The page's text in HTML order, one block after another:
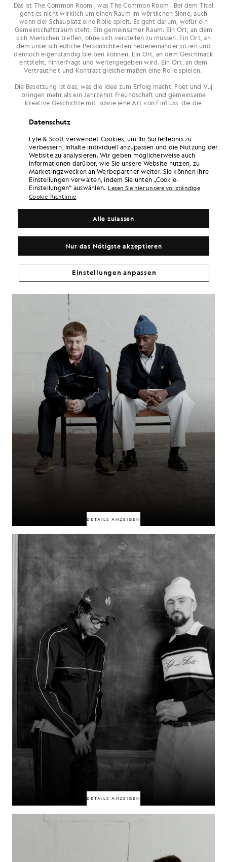
Das ist The Common Room , was The Common Room . Bei dem Titel
geht es nicht wirklich um einen Raum im wörtlichen Sinne, auch
wenn der Schauplatz eine Rolle spielt. Es geht darum, wofür ein
Gemeinschaftsraum steht. Ein gemeinsamer Raum. Ein Ort, an dem
sich Menschen treffen, ohne sich verstellen zu müssen. Ein Ort, an
dem unterschiedliche Persönlichkeiten nebeneinander sitzen und
dennoch eigenständig bleiben können. Ein Ort, an dem Geschmack
entsteht, hinterfragt und weitergegeben wird. Ein Ort, an dem
Vertrautheit und Kontrast gleichermaßen eine Rolle spielen.
Die Besetzung ist das, was die Idee zum Erfolg macht. Poet und Vuj
bringen mehr als ein Jahrzehnt Freundschaft und gemeinsame
kreative Geschichte mit, sowie jene Art von Einfluss, die die
The Witch und Yinka Says sprechen etwas Aktuelleres an, das aber
ebenso wiedererkennbar ist: eine im realen Leben verwurzelte
Freundschaft, die sich mühelos auch im digitalen Raum bewegt. An
anderer Stelle gibt es Brüder, deren Band durch die Unterstützung
unterschiedlicher Teams gestärkt wird, Rivalitäten, die für
Spannung sorgen, ohne die Verbindung zu stören, und
Beziehungen, die zunächst etwas holprig begannen, bevor sie sich
zu etwas Festerem entwickelten. Andere Paare sind jüngeren
Datums, entstanden durch gemeinsame Kreise, gemeinsame Städte
und jene Art von ungezwungener Chemie, die keiner großen
ENTDECKEN SIE DIE
DETAILS ANZEIGEN
50% RABATT 50% RABATT
Joseph Charm und Tom Nestor, die durch ihre Liebe zur Komödie und eine
gemeinsame Weltanschauung verbunden sind, verkörpern eine neue
Verbindung, die durch Humor entstanden ist. Ihr Zusammenspiel ist
geprägt von Persönlichkeit, perfektem Timing und jener natürlichen
Chemie, die entsteht, wenn man Menschen zum Lachen bringt und
dadurch Gemeinsamkeiten entdeckt.
DETAILS ANZEIGEN
50% RABATT
Verbunden durch eine Freundschaft und kreative Partnerschaft, die sich
über mehr als ein Jahrzehnt erstreckt, haben sie als Pioniere im Bereich der
Datenschutz
Lyle & Scott verwendet Cookies, um Ihr Surferlebnis zu
verbessern, Inhalte individuell anzupassen und die Nutzung der
Website zu analysieren. Wir geben möglicherweise auch
Informationen darüber, wie Sie unsere Website nutzen, zu
Marketingzwecken an Werbepartner weiter. Sie können Ihre
Einstellungen verwalten, indem Sie unten „Cookie-
Einstellungen“ auswählen. Lesen Sie hier unsere vollständige
Cookie-Richtlinie
Nur das Nötigste akzeptieren
Alle zulassen
Einstellungen anpassen